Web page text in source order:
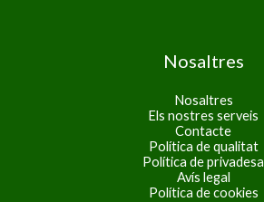
Nosaltres
Nosaltres
Els nostres serveis
Contacte
Política de qualitat
Política de privadesa
Avís legal
Política de cookies